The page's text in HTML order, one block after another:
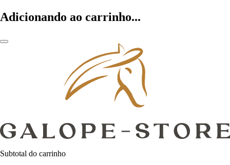
Adicionando ao carrinho...
Subtotal do carrinho